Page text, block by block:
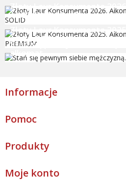
Złoty Laur Konsumenta
ALCOFIND SOLID
Złoty Laur Konsumenta
AF-35 PREMIUM
Stań się pewnym siebie
alkomat.
Informacje
Pomoc
Produkty
Moje konto